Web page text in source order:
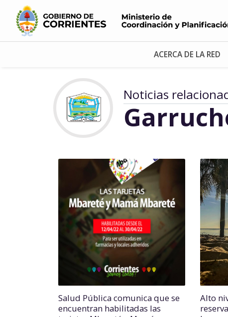
ACERCA DE LA RED
Noticias
Salud Pública comunica que se
encuentran habilitadas las
Alto